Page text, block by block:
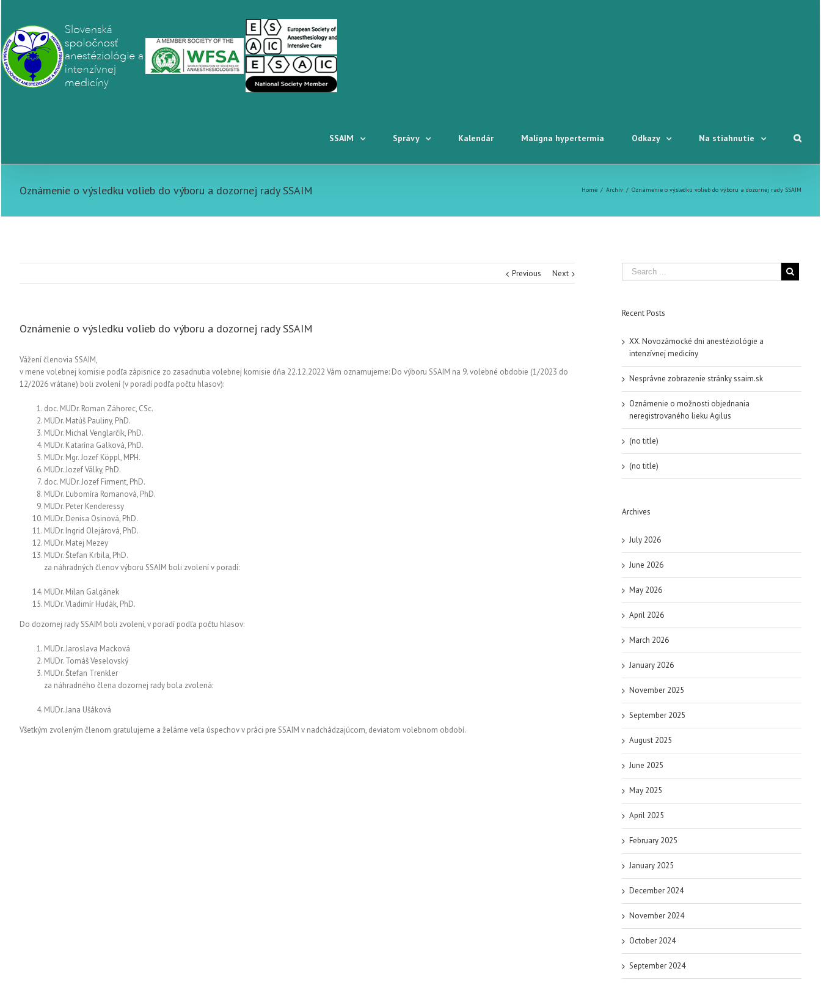
SSAIM Správy Kalendár Malígna hypertermia Odkazy Na stiahnutie
Oznámenie o výsledku volieb do výboru a dozornej rady SSAIM Home / Archív / Oznámenie o výsledku volieb do výboru a dozornej rady SSAIM
Previous Next
Oznámenie o výsledku volieb do výboru a dozornej rady SSAIM
Vážení členovia SSAIM,
v mene volebnej komisie podľa zápisnice zo zasadnutia volebnej komisie dňa 22.12.2022 Vám oznamujeme: Do výboru SSAIM na 9. volebné obdobie (1/2023 do
12/2026 vrátane) boli zvolení (v poradí podľa počtu hlasov):
doc. MUDr. Roman Záhorec, CSc.
MUDr. Matúš Pauliny, PhD.
MUDr. Michal Venglarčík, PhD.
MUDr. Katarína Galková, PhD.
MUDr. Mgr. Jozef Köppl, MPH.
MUDr. Jozef Války, PhD.
doc. MUDr. Jozef Firment, PhD.
MUDr. Ľubomíra Romanová, PhD.
MUDr. Peter Kenderessy
MUDr. Denisa Osinová, PhD.
MUDr. Ingrid Olejárová, PhD.
MUDr. Matej Mezey
MUDr. Štefan Krbila, PhD.
za náhradných členov výboru SSAIM boli zvolení v poradí:
MUDr. Milan Galgánek
MUDr. Vladimír Hudák, PhD.
Do dozornej rady SSAIM boli zvolení, v poradí podľa počtu hlasov:
MUDr. Jaroslava Macková
MUDr. Tomáš Veselovský
MUDr. Štefan Trenkler
za náhradného člena dozornej rady bola zvolená:
MUDr. Jana Ušáková
Všetkým zvoleným členom gratulujeme a želáme veľa úspechov v práci pre SSAIM v nadchádzajúcom, deviatom volebnom období.
Recent Posts
XX. Novozámocké dni anestéziológie a
intenzívnej medicíny
Nesprávne zobrazenie stránky ssaim.sk
Oznámenie o možnosti objednania
neregistrovaného lieku Agilus
(no title)
(no title)
Archives
July 2026
June 2026
May 2026
April 2026
March 2026
January 2026
November 2025
September 2025
August 2025
June 2025
May 2025
April 2025
February 2025
January 2025
December 2024
November 2024
October 2024
September 2024